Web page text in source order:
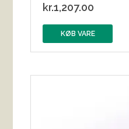
kr.1,207.00
KØB VARE